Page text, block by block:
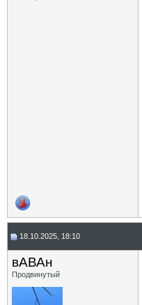
18.10.2025, 18:10
вАВАн
Продвинутый